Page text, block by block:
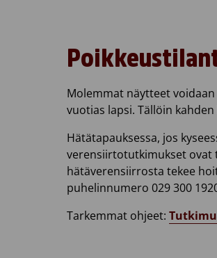
Molemmat näytteet
vuotias lapsi. Tällöin
Hätätapauksessa, jos
verensiirtotutkimukset ovat
hätäverensiirrosta tekee
puhelinnumero 029 300
Tarkemmat ohjeet: